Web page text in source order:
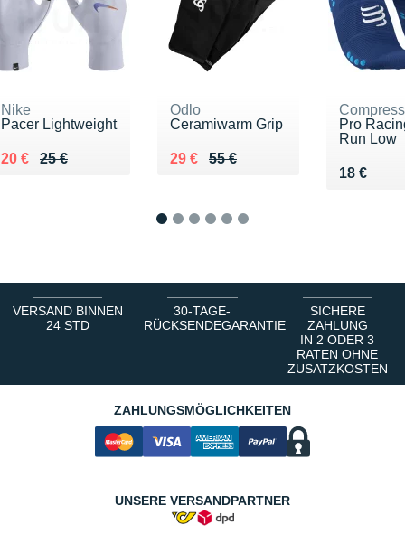
Nike
Pacer Lightweight
25 €
Au lieu de 25 €
20 €
Vendu 20 €
Odlo
Ceramiwarm Grip
55 €
Au lieu de 55 €
29 €
Vendu 29 €
Pro
Run Low
18 €
Vendu 18
VERSAND BINNEN
24 STD
30-TAGE-
RÜCKSENDEGARANTIE
SICHERE
ZAHLUNG
IN 2 ODER 3
RATEN OHNE
ZUSATZKOSTEN
ZAHLUNGSMÖGLICHKEITEN
UNSERE VERSANDPARTNER